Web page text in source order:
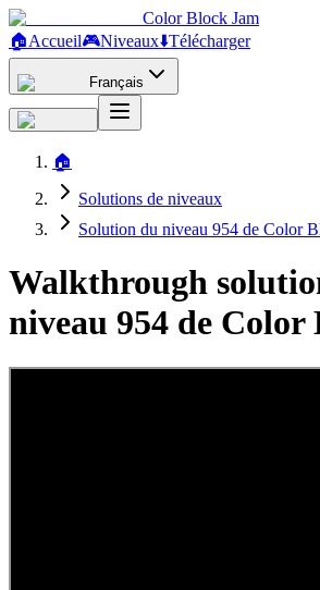
Color Block Jam
🏠Accueil🎮Niveaux⬇️Télécharger
Français
🏠
Solutions de niveaux
Solution du niveau 954 de Color
Walkthrough
niveau 954 de Color